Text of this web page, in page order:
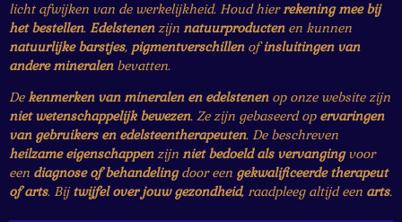
licht afwijken van de werkelijkheid. Houd hierrekening mee bij
het bestellen. Edelstenenzijn natuurproductenen kunnen
natuurlijke barstjes, pigmentverschillenofinsluitingen van
andere mineralenbevatten.
Dekenmerken van mineralen en edelstenenop onze website zijn
niet wetenschappelijk bewezen. Ze zijn gebaseerd op ervaringen
van gebruikers en edelsteentherapeuten. De beschreven
heilzame eigenschappenzijn niet bedoeld als vervangingvoor
een diagnose of behandelingdoor een gekwalificeerde therapeut
of arts. Bijtwijfel over jouw gezondheid, raadpleeg altijd een arts.